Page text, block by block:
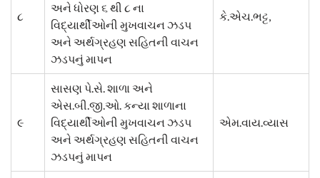
૮
અને ધોરણ ૬ થી ૮ ના
વિદ્યાર્થીઓની મુખવાચન ઝડપ
અને અર્થગ્રહણ સહિતની વાચન
ઝડપનું માપન
કે.એચ.ભટ્ટ,
૯
સાસણ પે.સે. શાળા અને
એસ.બી.જી.ઓ. કન્યા શાળાના
વિદ્યાર્થીઓની મુખવાચન ઝડપ
અને અર્થગ્રહણ સહિતની વાચન
ઝડપનું માપન
એમ.વાય.વ્યાસ